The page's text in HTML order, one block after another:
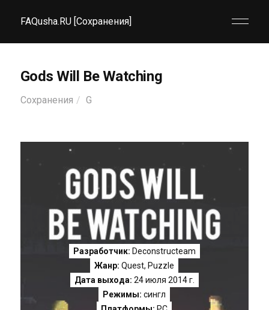
FAQusha.RU [Сохранения]
Gods Will Be Watching
Сохранения G
Разработчик: Deconstructeam
Жанр: Quest, Puzzle
Дата выхода: 24 июля 2014 г.
Режимы: сингл